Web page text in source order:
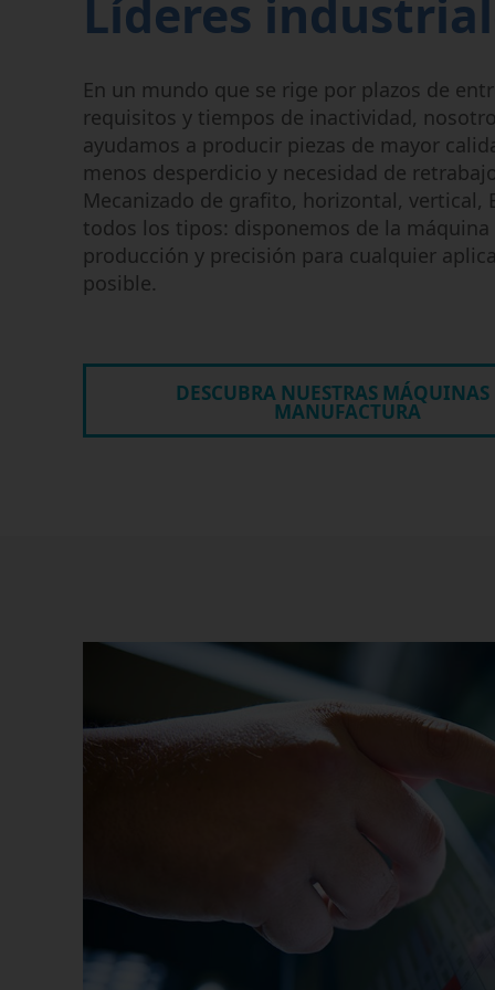
cinco ejes
Perforación de orificios por
EDM
Centros de mecanizado de
grafito
Compromiso ético y
Líderes
En un mundo que se rige por plazos de
requisitos y tiempos de inactividad,
ayudamos a producir piezas de mayor
menos desperdicio y necesidad de
Mecanizado de grafito, horizontal, vertical,
todos los tipos: disponemos de la máquina
producción y precisión para cualquier
posible.
DESCUBRA NUESTRAS MÁQUINAS
MANUFACTURA